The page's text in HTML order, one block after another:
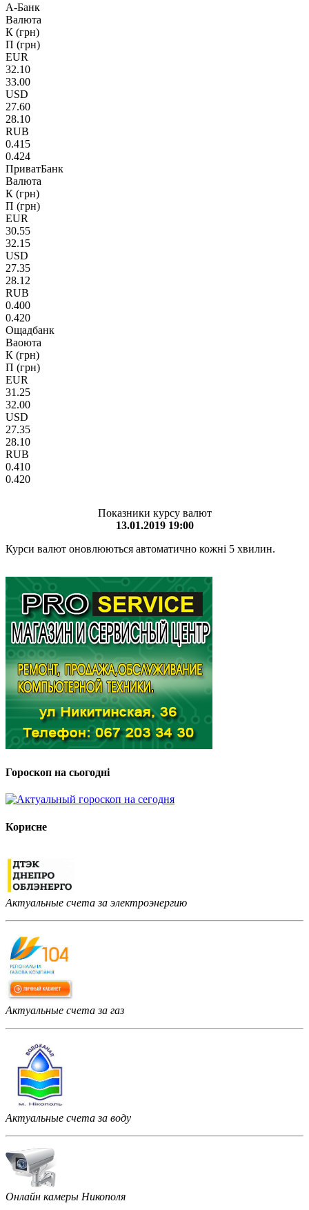
А-Банк
Валюта
К (грн)
П (грн)
EUR
32.10
33.00
USD
27.60
28.10
RUB
0.415
0.424
ПриватБанк
Валюта
К (грн)
П (грн)
EUR
30.55
32.15
USD
27.35
28.12
RUB
0.400
0.420
Ощадбанк
Ваоюта
К (грн)
П (грн)
EUR
31.25
32.00
USD
27.35
28.10
RUB
0.410
0.420
Показники курсу валют
13.01.2019 19:00
Курси валют оновлюються автоматично кожні 5 хвилин.
Гороскоп на сьогодні
Корисне
Актуальные счета за электроэнергию
Актуальные счета за газ
Актуальные счета за воду
Онлайн камеры Никополя